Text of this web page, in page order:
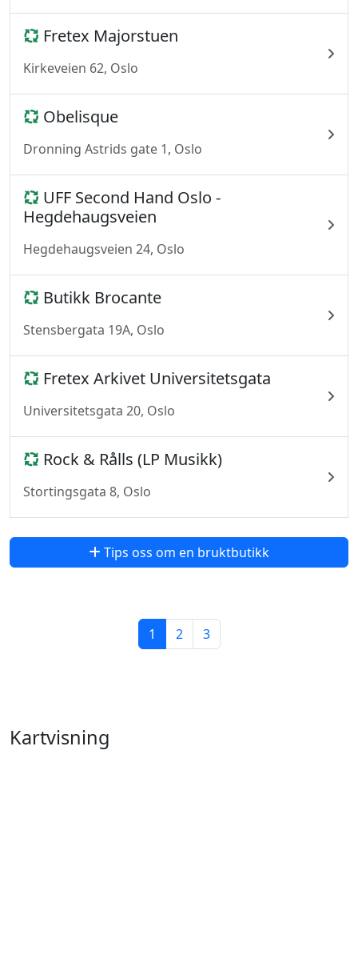
Fretex Majorstuen
Kirkeveien 62, Oslo
Obelisque
Dronning Astrids gate 1, Oslo
UFF Second Hand Oslo -
Hegdehaugsveien
Hegdehaugsveien 24, Oslo
Butikk Brocante
Stensbergata 19A, Oslo
Fretex Arkivet Universitetsgata
Universitetsgata 20, Oslo
Rock & Rålls (LP Musikk)
Stortingsgata 8, Oslo
Tips oss om en bruktbutikk
1 2 3
Kartvisning